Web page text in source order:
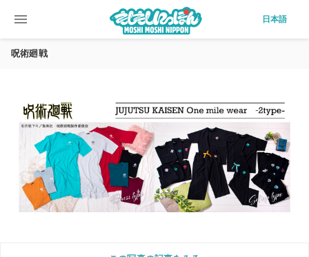
menu 日本語
呪術廻戦